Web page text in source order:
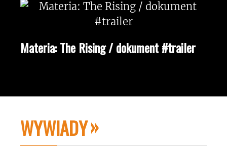
Materia: The Rising / dokument #trailer
WYWIADY